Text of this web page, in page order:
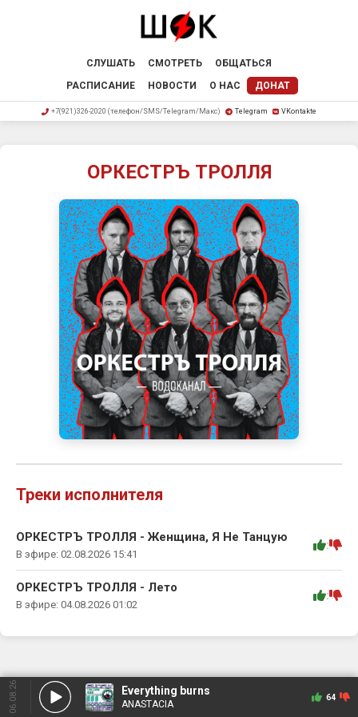
СЛУШАТЬ СМОТРЕТЬ
ОБЩАТЬСЯ
РАСПИСАНИЕ
НОВОСТИ О НАС ДОНАТ
+7(921)326-2020 (телефон/SMS/Telegram/Макс) Telegram VKontakte
ОРКЕСТРЪ ТРОЛЛЯ
Треки исполнителя
ОРКЕСТРЪ ТРОЛЛЯ - Женщина, Я Не Танцую
В эфире: 02.08.2026 15:41
:
ОРКЕСТРЪ ТРОЛЛЯ - Лето
В эфире: 04.08.2026 01:02
:
06.08.26 Everything burns
ANASTACIA
64